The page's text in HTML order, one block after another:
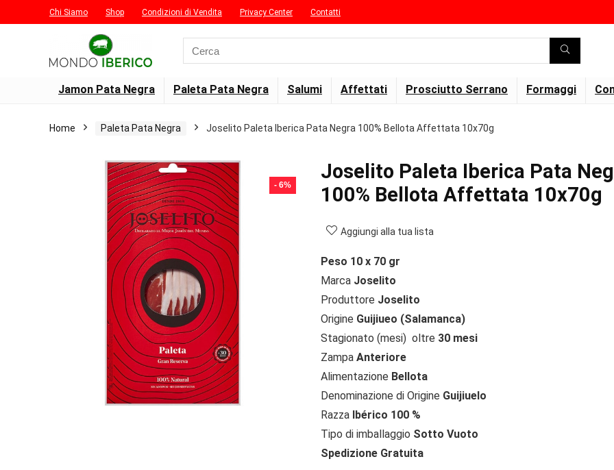
Chi Siamo Shop Condizioni di Vendita Privacy Center Contatti
for:
Jamon Pata Negra Paleta Pata Negra Salumi Affettati Prosciutto Serrano Formaggi
Home Paleta Pata Negra Joselito Paleta Iberica Pata Negra 100% Bellota Affettata 10x70g
- 6%
Joselito Paleta Iberica Pata
100% Bellota Affettata 10x70g
Aggiungi alla tua lista
Peso 10 x 70 gr
Marca Joselito
Produttore Joselito
Origine Guijiueo (Salamanca)
Stagionato (mesi) oltre 30 mesi
Zampa Anteriore
Alimentazione Bellota
Denominazione di Origine Guijiuelo
Razza Ibérico 100 %
Tipo di imballaggio Sotto Vuoto
Spedizione Gratuita